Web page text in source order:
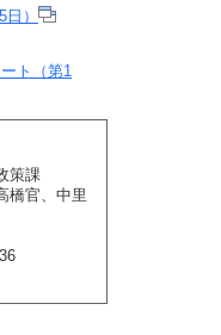
）
ト（第1
策課
橋官、中里